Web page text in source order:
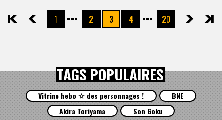
先頭 前へ1 2 3 4 20次へ最後
TAGS POPULAIRES
Vitrine hebo ☆ des personnages !
BNE
Akira Toriyama
Son Goku